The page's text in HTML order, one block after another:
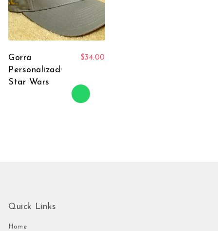
Gorra
Personalizada
Star Wars
$34.00
Quick Links
Home